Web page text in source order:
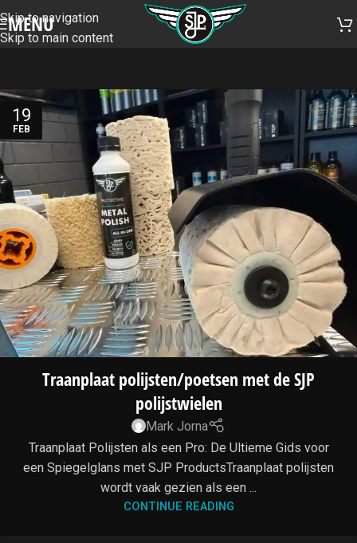
Skip to navigation
Skip to main content
MENU
19
FEB
Traanplaat polijsten/poetsen met de SJP
polijstwielen
Mark Jorna
Traanplaat Polijsten als een Pro: De Ultieme Gids voor
een Spiegelglans met SJP ProductsTraanplaat polijsten
wordt vaak gezien als een ...
CONTINUE READING